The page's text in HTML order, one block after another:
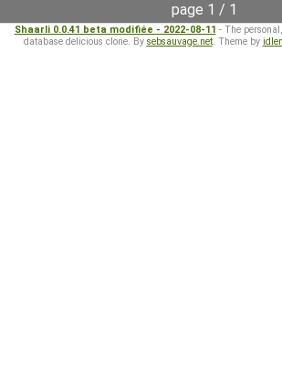
page 1 / 1
Shaarli 0.0.41 beta modifiée - 2022-08-11 - The
database delicious clone. By sebsauvage.net. Theme by